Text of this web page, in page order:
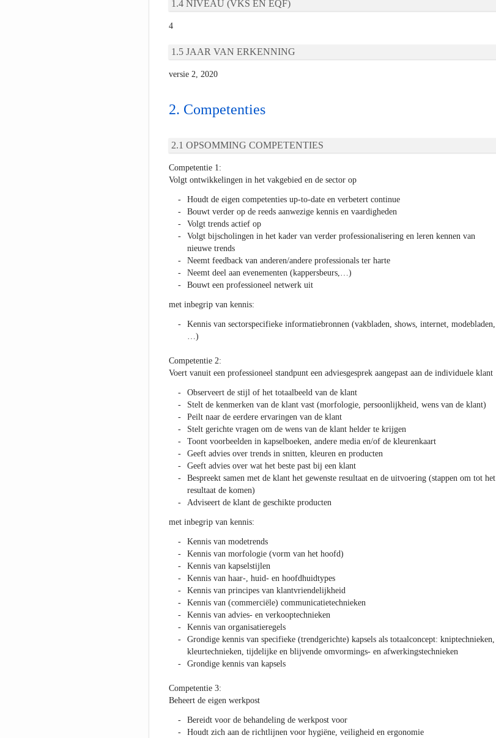
NIVEAU (VKS EN EQF)
4
JAAR VAN ERKENNING
versie 2, 2020
Competenties
OPSOMMING COMPETENTIES
Competentie 1:
Volgt ontwikkelingen in het vakgebied en de sector op
Houdt de eigen competenties up-to-date en verbetert continue
Bouwt verder op de reeds aanwezige kennis en vaardigheden
Volgt trends actief op
Volgt bijscholingen in het kader van verder professionalisering en leren kennen van
nieuwe trends
Neemt feedback van anderen/andere professionals ter harte
Neemt deel aan evenementen (kappersbeurs,…)
Bouwt een professioneel netwerk uit
met inbegrip van kennis:
Kennis van sectorspecifieke informatiebronnen (vakbladen, shows, internet, modebladen,
…)
Competentie 2:
Voert vanuit een professioneel standpunt een adviesgesprek aangepast aan de individuele klant
Observeert de stijl of het totaalbeeld van de klant
Stelt de kenmerken van de klant vast (morfologie, persoonlijkheid, wens van de klant)
Peilt naar de eerdere ervaringen van de klant
Stelt gerichte vragen om de wens van de klant helder te krijgen
Toont voorbeelden in kapselboeken, andere media en/of de kleurenkaart
Geeft advies over trends in snitten, kleuren en producten
Geeft advies over wat het beste past bij een klant
Bespreekt samen met de klant het gewenste resultaat en de uitvoering (stappen om tot het
resultaat de komen)
Adviseert de klant de geschikte producten
met inbegrip van kennis:
Kennis van modetrends
Kennis van morfologie (vorm van het hoofd)
Kennis van kapselstijlen
Kennis van haar-, huid- en hoofdhuidtypes
Kennis van principes van klantvriendelijkheid
Kennis van (commerciële) communicatietechnieken
Kennis van advies- en verkooptechnieken
Kennis van organisatieregels
Grondige kennis van specifieke (trendgerichte) kapsels als totaalconcept: kniptechnieken,
kleurtechnieken, tijdelijke en blijvende omvormings- en afwerkingstechnieken
Grondige kennis van kapsels
Competentie 3:
Beheert de eigen werkpost
Bereidt voor de behandeling de werkpost voor
Houdt zich aan de richtlijnen voor hygiëne, veiligheid en ergonomie